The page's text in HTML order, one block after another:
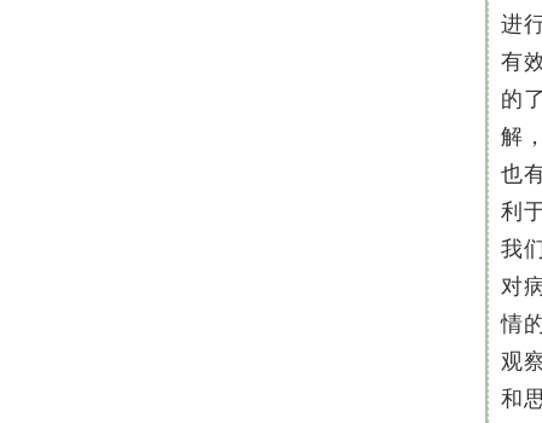
进
有
的
解
也
利
我
对
情
观
和